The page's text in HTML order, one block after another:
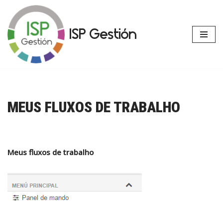
Avançar
para
o
conteúdo
ISP Gestión
MEUS FLUXOS DE TRABALHO
Meus fluxos de trabalho